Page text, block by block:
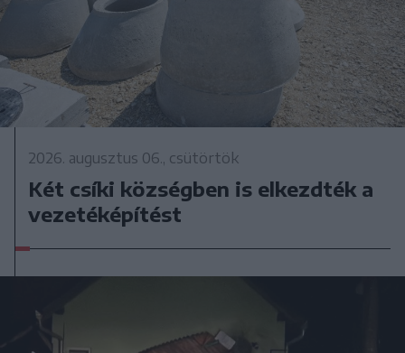
2026. augusztus 06., csütörtök
Két csíki községben is elkezdték a
vezetéképítést